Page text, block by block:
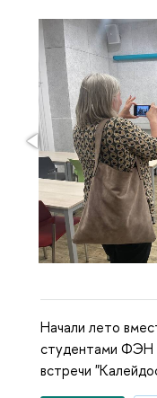
Начали лето
студентами ФЭН
встречи